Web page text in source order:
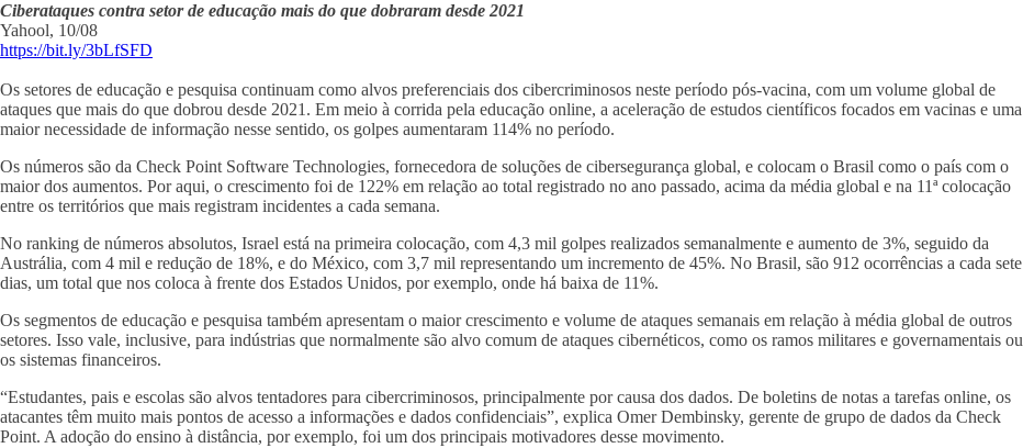
Ciberataques contra setor de educação mais do que dobraram desde 2021
Yahool, 10/08
https://bit.ly/3bLfSFD
Os setores de educação e pesquisa continuam como alvos preferenciais dos cibercriminosos neste período pós-vacina, com um volume global de
ataques que mais do que dobrou desde 2021. Em meio à corrida pela educação online, a aceleração de estudos científicos focados em vacinas e uma
maior necessidade de informação nesse sentido, os golpes aumentaram 114% no período.
Os números são da Check Point Software Technologies, fornecedora de soluções de cibersegurança global, e colocam o Brasil como o país com o
maior dos aumentos. Por aqui, o crescimento foi de 122% em relação ao total registrado no ano passado, acima da média global e na 11ª colocação
entre os territórios que mais registram incidentes a cada semana.
No ranking de números absolutos, Israel está na primeira colocação, com 4,3 mil golpes realizados semanalmente e aumento de 3%, seguido da
Austrália, com 4 mil e redução de 18%, e do México, com 3,7 mil representando um incremento de 45%. No Brasil, são 912 ocorrências a cada sete
dias, um total que nos coloca à frente dos Estados Unidos, por exemplo, onde há baixa de 11%.
Os segmentos de educação e pesquisa também apresentam o maior crescimento e volume de ataques semanais em relação à média global de outros
setores. Isso vale, inclusive, para indústrias que normalmente são alvo comum de ataques cibernéticos, como os ramos militares e governamentais ou
os sistemas financeiros.
“Estudantes, pais e escolas são alvos tentadores para cibercriminosos, principalmente por causa dos dados. De boletins de notas a tarefas online, os
atacantes têm muito mais pontos de acesso a informações e dados confidenciais”, explica Omer Dembinsky, gerente de grupo de dados da Check
Point. A adoção do ensino à distância, por exemplo, foi um dos principais motivadores desse movimento.